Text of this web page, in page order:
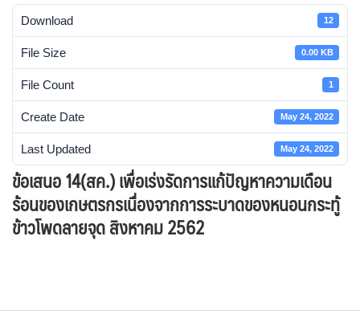
Search
for:
Download 12
File Size 0.00 KB
File Count 1
Create Date May 24, 2022
Last Updated May 24, 2022
ข้อเสนอ 14(สค.) เพื่อเร่งรัดการแก้ปัญหาความเดือน
ร้อนของเกษตรกรเนื่องจากการระบาดของหนอนกระทู้
ข้าวโพดลายจุด สิงหาคม 2562